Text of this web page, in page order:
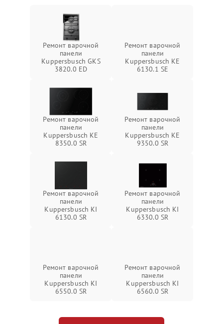
Ремонт варочной
панели
Kuppersbusch GKS
3820.0 ED
Ремонт варочной
панели
Kuppersbusch KE
6130.1 SE
Ремонт варочной
панели
Kuppersbusch KE
8350.0 SR
Ремонт варочной
панели
Kuppersbusch KE
9350.0 SR
Ремонт варочной
панели
Kuppersbusch KI
6130.0 SR
Ремонт варочной
панели
Kuppersbusch KI
6330.0 SR
Ремонт варочной
панели
Kuppersbusch KI
6550.0 SR
Ремонт варочной
панели
Kuppersbusch KI
6560.0 SR